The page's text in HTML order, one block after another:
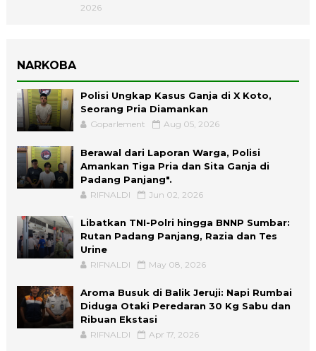
2026
NARKOBA
Polisi Ungkap Kasus Ganja di X Koto,
Seorang Pria Diamankan
Goparlement Aug 05, 2026
Berawal dari Laporan Warga, Polisi
Amankan Tiga Pria dan Sita Ganja di
Padang Panjang".
RIFNALDI Jun 02, 2026
Libatkan TNI-Polri hingga BNNP Sumbar:
Rutan Padang Panjang, Razia dan Tes
Urine
RIFNALDI May 08, 2026
Aroma Busuk di Balik Jeruji: Napi Rumbai
Diduga Otaki Peredaran 30 Kg Sabu dan
Ribuan Ekstasi
RIFNALDI Apr 17, 2026